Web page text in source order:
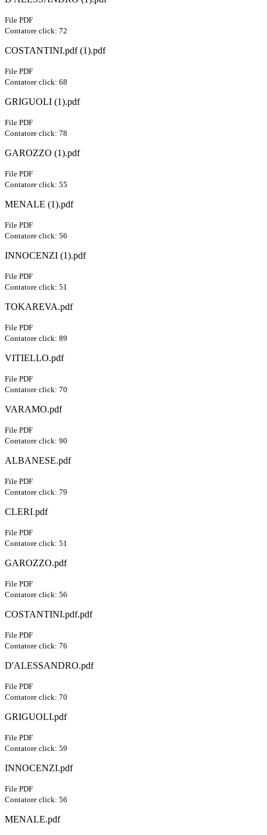
File PDF
Contatore click: 72
COSTANTINI.pdf (1).pdf
File PDF
Contatore click: 68
GRIGUOLI (1).pdf
File PDF
Contatore click: 78
GAROZZO (1).pdf
File PDF
Contatore click: 55
MENALE (1).pdf
File PDF
Contatore click: 56
INNOCENZI (1).pdf
File PDF
Contatore click: 51
TOKAREVA.pdf
File PDF
Contatore click: 89
VITIELLO.pdf
File PDF
Contatore click: 70
VARAMO.pdf
File PDF
Contatore click: 90
ALBANESE.pdf
File PDF
Contatore click: 79
CLERI.pdf
File PDF
Contatore click: 51
GAROZZO.pdf
File PDF
Contatore click: 56
COSTANTINI.pdf.pdf
File PDF
Contatore click: 76
D'ALESSANDRO.pdf
File PDF
Contatore click: 70
GRIGUOLI.pdf
File PDF
Contatore click: 59
INNOCENZI.pdf
File PDF
Contatore click: 56
MENALE.pdf